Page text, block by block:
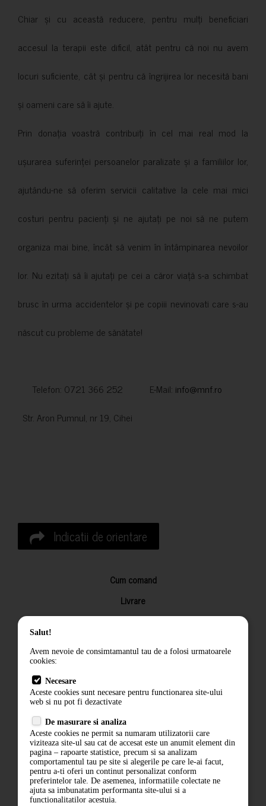
Chiar și cu această reducere, pentru mulți beneficiari
accesul la terapii este dificil, atât pentru că noi nu avem
locuri suficiente, cât și pentru că îngrijirea lor necesită bani
și oameni care să îi ajute.
Prin donația voastră contribuiți în cel mai real mod la
ușurarea suferinței persoanelor paralizate și a familiilor lor,
ajutându-ne să oferim servicii calitative la cele mai mici
costuri pentru pacienți și ne ajutați pe noi să ne putem
organiza mai bine, încât să venim în întâmpinarea nevoilor
lor. Nu ezitați să îi ajutați pe cei a căror viață s-a schimbat
brusc în urma accidentelor și pe copiii nevinovati care s-au
născut cu probleme de sănătate!
Telefon: 0721 366 252 E-Mail: info@mnf.ro
Str. Aron Pumnul, nr 19, Cihei
Indicatii de orientare
Cum comand
Livrare
Returnarea produselor
Termeni si conditii
Politica de confidentialitate
ANPC
Salut!
Avem nevoie de consimtamantul tau de a folosi urmatoarele
cookies:
Necesare
Aceste cookies sunt necesare pentru functionarea site-ului
web si nu pot fi dezactivate
De masurare si analiza
Aceste cookies ne permit sa numaram utilizatorii care
viziteaza site-ul sau cat de accesat este un anumit element din
pagina – rapoarte statistice, precum si sa analizam
comportamentul tau pe site si alegerile pe care le-ai facut,
pentru a-ti oferi un continut personalizat conform
preferintelor tale. De asemenea, informatiile colectate ne
ajuta sa imbunatatim performanta site-ului si a
functionalitatilor acestuia.